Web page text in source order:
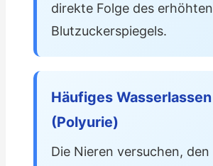
direkte Folge des erhöhten
Blutzuckerspiegels.
Häufiges Wasserlassen
(Polyurie)
Die Nieren versuchen, den